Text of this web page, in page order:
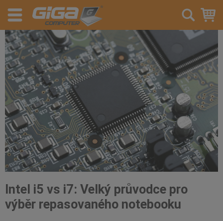
Intel i5 vs i7: Velký průvodce pro
výběr repasovaného notebooku